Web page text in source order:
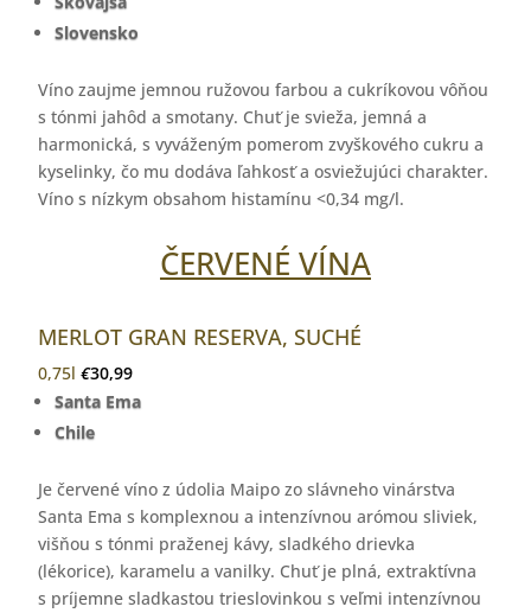
Slovensko
Víno zaujme jemnou ružovou farbou a cukríkovou vôňou
s tónmi jahôd a smotany. Chuť je svieža, jemná a
harmonická, s vyváženým pomerom zvyškového cukru a
kyselinky, čo mu dodáva ľahkosť a osviežujúci charakter.
Víno s nízkym obsahom histamínu <0,34 mg/l.
ČERVENÉ VÍNA
MERLOT GRAN RESERVA, SUCHÉ
0,75l €30,99
Santa Ema
Chile
Je červené víno z údolia Maipo zo slávneho vinárstva
Santa Ema s komplexnou a intenzívnou arómou sliviek,
višňou s tónmi praženej kávy, sladkého drievka
(lékorice), karamelu a vanilky. Chuť je plná, extraktívna
s príjemne sladkastou trieslovinkou s veľmi intenzívnou